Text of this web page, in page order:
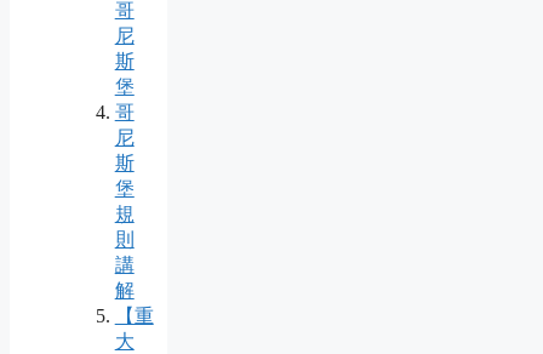
哥
尼
斯
堡
哥
尼
斯
堡
規
則
講
解
【重
大